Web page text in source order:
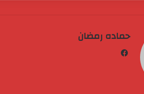
حماده رمضان